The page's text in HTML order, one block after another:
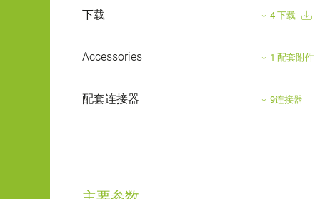
下载 4 下载
Accessories 1 配套附件
配套连接器 9连接器